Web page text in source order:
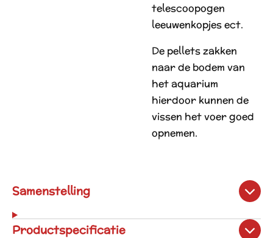
telescoopogen
leeuwenkopjes ect.
De pellets zakken
naar de bodem van
het aquarium
hierdoor kunnen de
vissen het voer goed
opnemen.
Samenstelling
Productspecificatie